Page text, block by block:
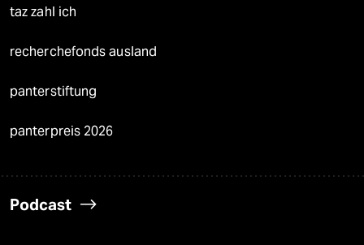
taz zahl ich
recherchefonds ausland
panterstiftung
panterpreis 2026
Podcast